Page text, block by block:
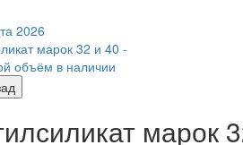
2026
марок 32 и 40 -
объём в наличии
марок